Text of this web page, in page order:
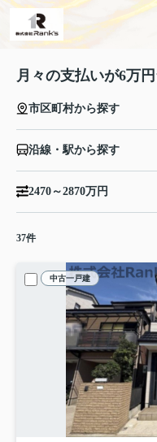
月々の支払いが6万
市区町村から探す
沿線・駅から探す
2470～2870万円
37件
中古一戸建